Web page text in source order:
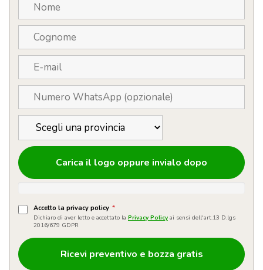
Carica il logo oppure invialo dopo
Accetto la privacy policy *
Dichiaro di aver letto e accettato la Privacy Policy ai sensi dell'art.13 D.lgs
2016/679 GDPR